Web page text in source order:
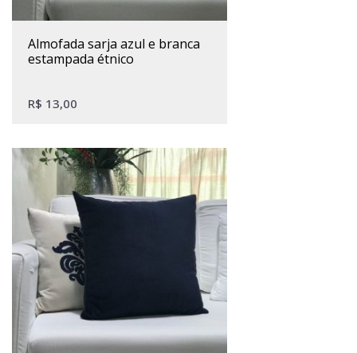
almofada sarja azul e branca
estampada étnico
R$ 13,00